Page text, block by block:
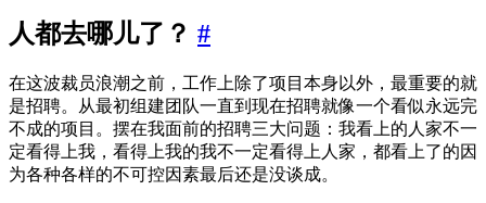
人都去哪儿了？ #
在这波裁员浪潮之前，工作上除了项目本身以外，最重要的就
是招聘。从最初组建团队一直到现在招聘就像一个看似永远完
不成的项目。摆在我面前的招聘三大问题：我看上的人家不一
定看得上我，看得上我的我不一定看得上人家，都看上了的因
为各种各样的不可控因素最后还是没谈成。